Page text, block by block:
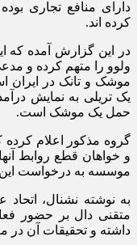
دارای منافع تجاری
کرده اند.
در این گزارش آمده
ولوو را متهم کرده و
موشک و تانک در ایران
یک تریلی به نمایش
حمل یک موشک است.
و خواهان قطع روابط
موسسه به درخواست این
به نوشته نشنال،
داشته و تحقیقات آن در مورد ۱۸ شرکت دیگر